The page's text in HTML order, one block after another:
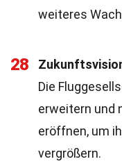
weiteres
28
Die
erweitern und
eröffnen, um
vergrößern.